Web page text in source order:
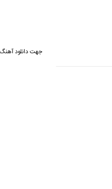
جهت دانلود آهنگ